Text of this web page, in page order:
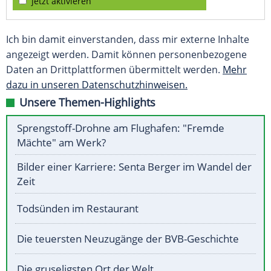
Ich bin damit einverstanden, dass mir externe Inhalte
angezeigt werden. Damit können personenbezogene
Daten an Drittplattformen übermittelt werden. Mehr
dazu in unseren Datenschutzhinweisen.
Unsere Themen-Highlights
Sprengstoff-Drohne am Flughafen: "Fremde
Mächte" am Werk?
Bilder einer Karriere: Senta Berger im Wandel der
Zeit
Todsünden im Restaurant
Die teuersten Neuzugänge der BVB-Geschichte